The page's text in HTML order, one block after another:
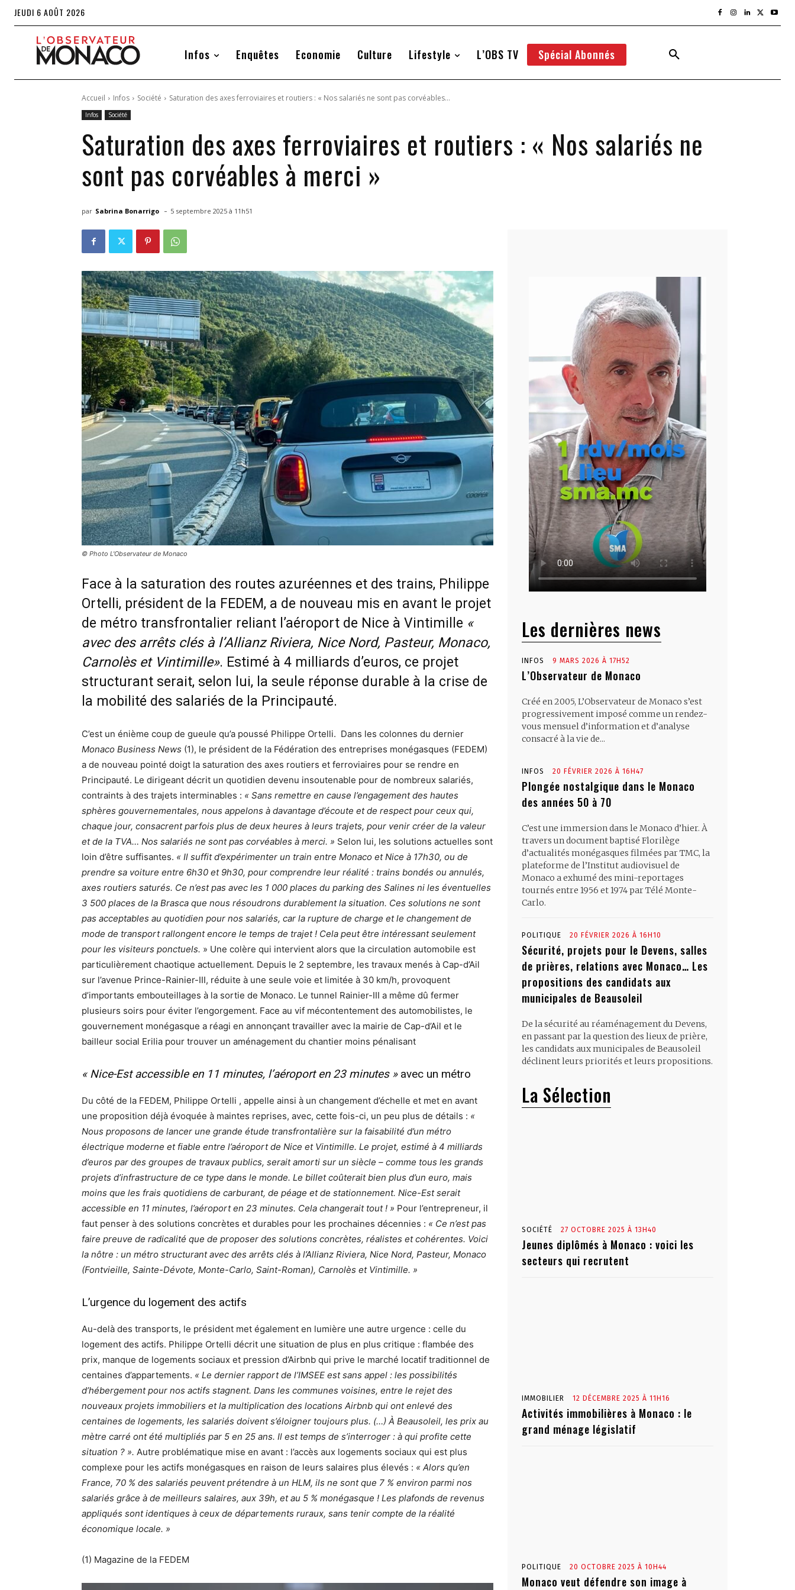
JEUDI 6 AOÛT 2026
Infos Enquêtes Economie Culture Lifestyle L’OBS TV Spécial Abonnés
Accueil Infos Société Saturation des axes ferroviaires et routiers : « Nos salariés ne sont pas corvéables...
Infos Société
Saturation des axes ferroviaires et routiers : « Nos salariés ne
sont pas corvéables à merci »
par Sabrina Bonarrigo - 5 septembre 2025 à 11h51
© Photo L'Observateur de Monaco
Face à la saturation des routes azuréennes et des trains, Philippe
Ortelli, président de la FEDEM, a de nouveau mis en avant le projet
de métro transfrontalier reliant l’aéroport de Nice à Vintimille «
avec des arrêts clés à l’Allianz Riviera, Nice Nord, Pasteur, Monaco,
Carnolès et Vintimille». Estimé à 4 milliards d’euros, ce projet
structurant serait, selon lui, la seule réponse durable à la crise de
la mobilité des salariés de la Principauté.
C’est un énième coup de gueule qu’a poussé Philippe Ortelli. Dans les colonnes du dernier
Monaco Business News (1), le président de la Fédération des entreprises monégasques (FEDEM)
a de nouveau pointé doigt la saturation des axes routiers et ferroviaires pour se rendre en
Principauté. Le dirigeant décrit un quotidien devenu insoutenable pour de nombreux salariés,
contraints à des trajets interminables : « Sans remettre en cause l’engagement des hautes
sphères gouvernementales, nous appelons à davantage d’écoute et de respect pour ceux qui,
chaque jour, consacrent parfois plus de deux heures à leurs trajets, pour venir créer de la valeur
et de la TVA… Nos salariés ne sont pas corvéables à merci. » Selon lui, les solutions actuelles sont
loin d’être suffisantes. « Il suffit d’expérimenter un train entre Monaco et Nice à 17h30, ou de
prendre sa voiture entre 6h30 et 9h30, pour comprendre leur réalité : trains bondés ou annulés,
axes routiers saturés. Ce n’est pas avec les 1 000 places du parking des Salines ni les éventuelles
3 500 places de la Brasca que nous résoudrons durablement la situation. Ces solutions ne sont
pas acceptables au quotidien pour nos salariés, car la rupture de charge et le changement de
mode de transport rallongent encore le temps de trajet ! Cela peut être intéressant seulement
pour les visiteurs ponctuels. » Une colère qui intervient alors que la circulation automobile est
particulièrement chaotique actuellement. Depuis le 2 septembre, les travaux menés à Cap-d’Ail
sur l’avenue Prince-Rainier-III, réduite à une seule voie et limitée à 30 km/h, provoquent
d’importants embouteillages à la sortie de Monaco. Le tunnel Rainier-III a même dû fermer
plusieurs soirs pour éviter l’engorgement. Face au vif mécontentement des automobilistes, le
gouvernement monégasque a réagi en annonçant travailler avec la mairie de Cap-d’Ail et le
bailleur social Erilia pour trouver un aménagement du chantier moins pénalisant
« Nice-Est accessible en 11 minutes, l’aéroport en 23 minutes » avec un métro
Du côté de la FEDEM, Philippe Ortelli , appelle ainsi à un changement d’échelle et met en avant
une proposition déjà évoquée à maintes reprises, avec, cette fois-ci, un peu plus de détails : «
Nous proposons de lancer une grande étude transfrontalière sur la faisabilité d’un métro
électrique moderne et fiable entre l’aéroport de Nice et Vintimille. Le projet, estimé à 4 milliards
d’euros par des groupes de travaux publics, serait amorti sur un siècle – comme tous les grands
projets d’infrastructure de ce type dans le monde. Le billet coûterait bien plus d’un euro, mais
moins que les frais quotidiens de carburant, de péage et de stationnement. Nice-Est serait
accessible en 11 minutes, l’aéroport en 23 minutes. Cela changerait tout ! » Pour l’entrepreneur, il
faut penser à des solutions concrètes et durables pour les prochaines décennies : « Ce n’est pas
faire preuve de radicalité que de proposer des solutions concrètes, réalistes et cohérentes. Voici
la nôtre : un métro structurant avec des arrêts clés à l’Allianz Riviera, Nice Nord, Pasteur, Monaco
(Fontvieille, Sainte-Dévote, Monte-Carlo, Saint-Roman), Carnolès et Vintimille. »
L’urgence du logement des actifs
Au-delà des transports, le président met également en lumière une autre urgence : celle du
logement des actifs. Philippe Ortelli décrit une situation de plus en plus critique : flambée des
prix, manque de logements sociaux et pression d’Airbnb qui prive le marché locatif traditionnel de
centaines d’appartements. « Le dernier rapport de l’IMSEE est sans appel : les possibilités
d’hébergement pour nos actifs stagnent. Dans les communes voisines, entre le rejet des
nouveaux projets immobiliers et la multiplication des locations Airbnb qui ont enlevé des
centaines de logements, les salariés doivent s’éloigner toujours plus. (…) À Beausoleil, les prix au
mètre carré ont été multipliés par 5 en 25 ans. Il est temps de s’interroger : à qui profite cette
situation ? ». Autre problématique mise en avant : l’accès aux logements sociaux qui est plus
complexe pour les actifs monégasques en raison de leurs salaires plus élevés : « Alors qu’en
France, 70 % des salariés peuvent prétendre à un HLM, ils ne sont que 7 % environ parmi nos
salariés grâce à de meilleurs salaires, aux 39h, et au 5 % monégasque ! Les plafonds de revenus
appliqués sont identiques à ceux de départements ruraux, sans tenir compte de la réalité
économique locale. »
(1) Magazine de la FEDEM
Les dernières news
INFOS 9 MARS 2026 À 17H52
L’Observateur de Monaco
Créé en 2005, L’Observateur de Monaco s’est
progressivement imposé comme un rendez-
vous mensuel d’information et d’analyse
consacré à la vie de...
INFOS 20 FÉVRIER 2026 À 16H47
Plongée nostalgique dans le Monaco
des années 50 à 70
C’est une immersion dans le Monaco d’hier. À
travers un document baptisé Florilège
d’actualités monégasques filmées par TMC, la
plateforme de l’Institut audiovisuel de
Monaco a exhumé des mini-reportages
tournés entre 1956 et 1974 par Télé Monte-
Carlo.
POLITIQUE 20 FÉVRIER 2026 À 16H10
Sécurité, projets pour le Devens, salles
de prières, relations avec Monaco… Les
propositions des candidats aux
municipales de Beausoleil
De la sécurité au réaménagement du Devens,
en passant par la question des lieux de prière,
les candidats aux municipales de Beausoleil
déclinent leurs priorités et leurs propositions.
La Sélection
SOCIÉTÉ 27 OCTOBRE 2025 À 13H40
Jeunes diplômés à Monaco : voici les
secteurs qui recrutent
IMMOBILIER 12 DÉCEMBRE 2025 À 11H16
Activités immobilières à Monaco : le
grand ménage législatif
POLITIQUE 20 OCTOBRE 2025 À 10H44
Monaco veut défendre son image à